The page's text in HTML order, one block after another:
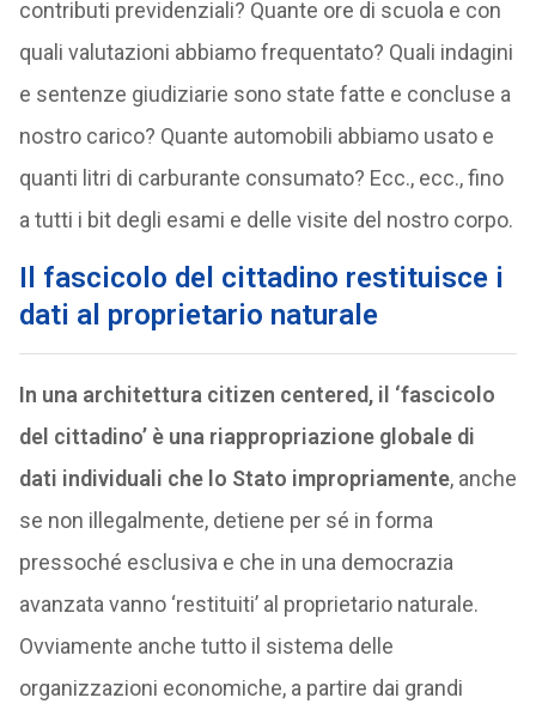
contributi previdenziali? Quante ore di scuola e con
quali valutazioni abbiamo frequentato? Quali indagini
e sentenze giudiziarie sono state fatte e concluse a
nostro carico? Quante automobili abbiamo usato e
quanti litri di carburante consumato? Ecc., ecc., fino
a tutti i bit degli esami e delle visite del nostro corpo.
Il fascicolo del cittadino restituisce i
dati al proprietario naturale
In una architettura citizen centered, il ‘fascicolo
del cittadino’ è una riappropriazione globale di
dati individuali che lo Stato impropriamente, anche
se non illegalmente, detiene per sé in forma
pressoché esclusiva e che in una democrazia
avanzata vanno ‘restituiti’ al proprietario naturale.
Ovviamente anche tutto il sistema delle
organizzazioni economiche, a partire dai grandi